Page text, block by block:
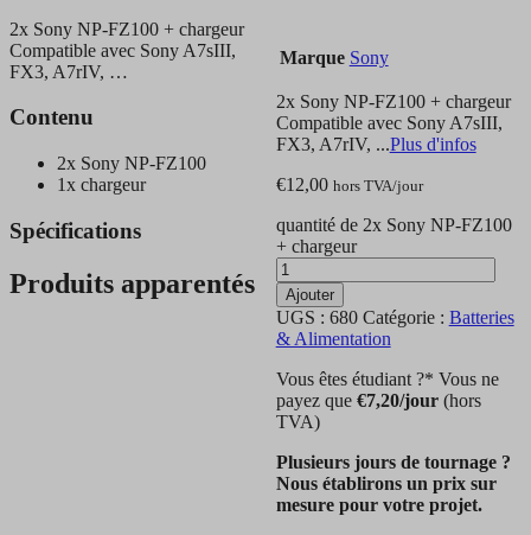
Marque Sony
2x Sony NP-FZ100 + chargeur
Compatible avec Sony A7sIII,
FX3, A7rIV, ...Plus d'infos
€12,00 hors TVA/jour
quantité de 2x Sony NP-FZ100
+ chargeur
Ajouter
UGS : 680 Catégorie : Batteries
& Alimentation
Vous êtes étudiant ?* Vous ne
payez que €7,20/jour (hors
TVA)
Plusieurs jours de tournage ?
Nous établirons un prix sur
mesure pour votre projet.
2x Sony NP-FZ100 + chargeur
Compatible avec Sony A7sIII,
FX3, A7rIV, …
Contenu
2x Sony NP-FZ100
1x chargeur
Spécifications
Produits apparentés